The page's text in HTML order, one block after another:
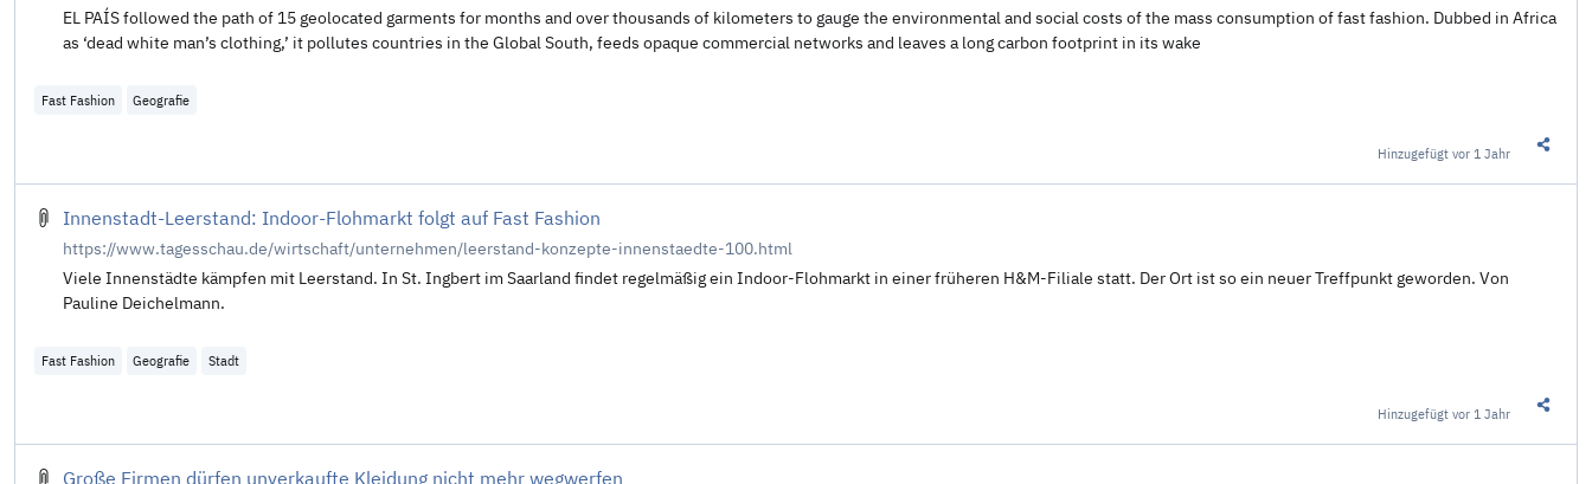
EL PAÍS followed the path of 15 geolocated garments for months and over thousands of kilometers to gauge the environmental and social costs of the mass consumption of fast fashion. Dubbed in Africa
as ‘dead white man’s clothing,’ it pollutes countries in the Global South, feeds opaque commercial networks and leaves a long carbon footprint in its wake
Fast Fashion Geografie
Hinzugefügtvor 1 Jahr
Innenstadt-Leerstand: Indoor-Flohmarkt folgt auf Fast Fashion
https://www.tagesschau.de/wirtschaft/unternehmen/leerstand-konzepte-innenstaedte-100.html
Viele Innenstädte kämpfen mit Leerstand. In St. Ingbert im Saarland findet regelmäßig ein Indoor-Flohmarkt in einer früheren H&M-Filiale statt. Der Ort ist so ein neuer Treffpunkt geworden. Von
Pauline Deichelmann.
Fast Fashion Geografie Stadt
Hinzugefügtvor 1 Jahr
Große Firmen dürfen unverkaufte Kleidung nicht mehr wegwerfen